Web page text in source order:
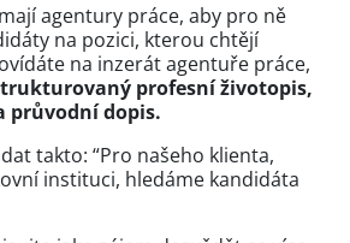
agentury práce, aby pro ně
na pozici, kterou chtějí
na inzerát agentuře práce,
profesní životopis,
průvodní dopis.
takto: “Pro našeho klienta,
instituci, hledáme kandidáta